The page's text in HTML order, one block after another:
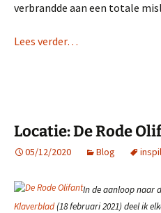
verbrandde aan een totale
Lees verder…
Locatie: De Rode
05/12/2020 Blog
In de aanloop naar
Klaverblad(18 februari 2021) deel ik